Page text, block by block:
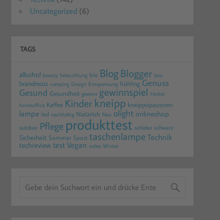
Uncategorized (6)
TAGS
alkohol beauty beleuchtung bio BlogBlogger box
brandnooz camping Design Entspannung frühling Genuss
Gesund Gesundheit gewinn gewinnspiel Herbst
homeoffice Kaffee Kinderkneipp kneippvipautoren
lampe led nachhaltig Natürlich Neu olight onlineshop
outdoor Pflege produkttest schlafen schwarz
Sicherheit Sommer Sport taschenlampe Technik
techreview test Vegan video Winter